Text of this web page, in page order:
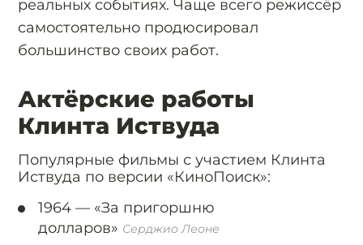
реальных событиях. Чаще всего режиссёр
самостоятельно продюсировал
большинство своих работ.
Актёрские работы
Клинта Иствуда
Популярные фильмы с участием Клинта
Иствуда по версии «КиноПоиск»:
1964 — «За пригоршню
долларов» Серджио Леоне